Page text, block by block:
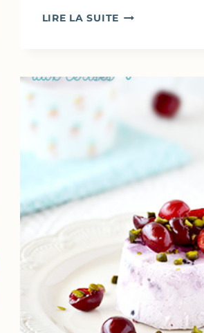
LIRE LA SUITE TRUFFES
BLANC
RICOTTA
–
GOURMANDISES
POUR
FÊTES